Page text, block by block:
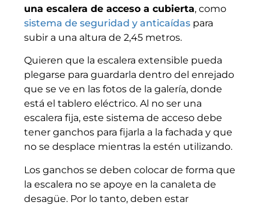
una escalera de acceso a cubierta, como
sistema de seguridad y anticaídas para
subir a una altura de 2,45 metros.
Quieren que la escalera extensible pueda
plegarse para guardarla dentro del enrejado
que se ve en las fotos de la galería, donde
está el tablero eléctrico. Al no ser una
escalera fija, este sistema de acceso debe
tener ganchos para fijarla a la fachada y que
no se desplace mientras la estén utilizando.
Los ganchos se deben colocar de forma que
la escalera no se apoye en la canaleta de
desagüe. Por lo tanto, deben estar